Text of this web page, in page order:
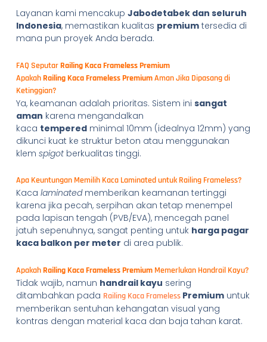
Layanan kami mencakup Jabodetabek dan seluruh
Indonesia, memastikan kualitas premiumtersedia di
mana pun proyek Anda berada.
FAQ SeputarRailing Kaca Frameless Premium
ApakahRailing Kaca Frameless PremiumAman Jika Dipasang di
Ketinggian?
Ya, keamanan adalah prioritas. Sistem ini sangat
aman karena mengandalkan
kaca temperedminimal 10mm (idealnya 12mm) yang
dikunci kuat ke struktur beton atau menggunakan
klem spigotberkualitas tinggi.
Apa Keuntungan Memilih Kaca Laminated untuk Railing Frameless?
Kaca laminatedmemberikan keamanan tertinggi
karena jika pecah, serpihan akan tetap menempel
pada lapisan tengah (PVB/EVA), mencegah panel
jatuh sepenuhnya, sangat penting untuk harga pagar
kaca balkon per meter di area publik.
ApakahRailing Kaca Frameless PremiumMemerlukan Handrail Kayu?
Tidak wajib, namun handrail kayu sering
ditambahkan pada Railing Kaca FramelessPremiumuntuk
memberikan sentuhan kehangatan visual yang
kontras dengan material kaca dan baja tahan karat.